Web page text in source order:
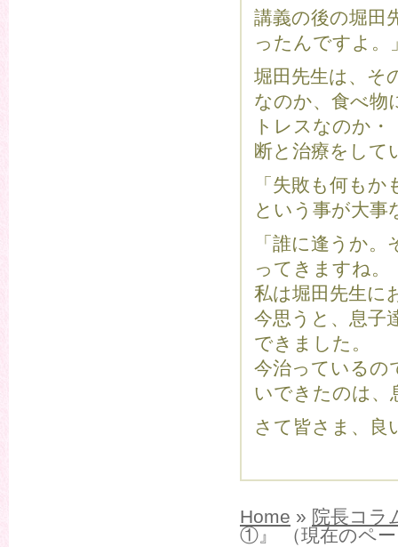
講義の後の堀田
ったんですよ。
堀田先生は、そ
なのか、食べ物
トレスなのか
断と治療をして
「失敗も何も
という事が大事
「誰に逢うか
ってきますね。
私は堀田先生に
今思うと、息子
できました。
今治っているの
いできたのは、
さて皆さま、良
Home » 院長コラ
①』 （現在のペ